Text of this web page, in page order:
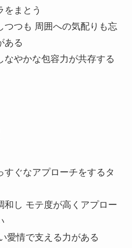
をまとう
つつも 周囲への気配りも忘
ある
なやかな包容力が共存する
すぐなアプローチをするタ
和し モテ度が高くアプロー
愛情で支える力がある